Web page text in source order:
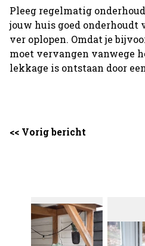
Pleeg regelmatig
jouw huis goed onderhoudt
ver oplopen. Omdat je
moet vervangen vanwege
lekkage is ontstaan door
<< Vorig bericht